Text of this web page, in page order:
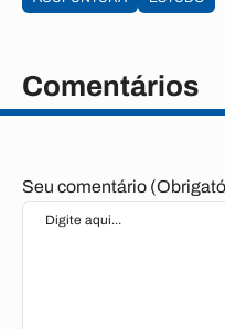
Comentários
Seu comentário